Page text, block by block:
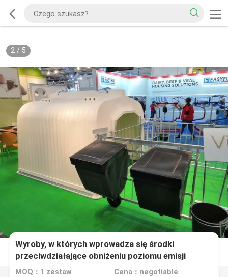
2/ 5
Wyroby, w których wprowadza się środki
przeciwdziałające obniżeniu poziomu emisji
zanieczyszczeń
MOQ：1 zestaw Cena：negotiable